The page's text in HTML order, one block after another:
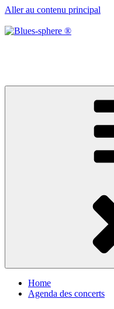
Aller au contenu principal
Home
Agenda des concerts